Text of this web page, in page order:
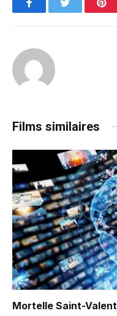
FacebookTwitter
Films similaires
Mortelle Saint-